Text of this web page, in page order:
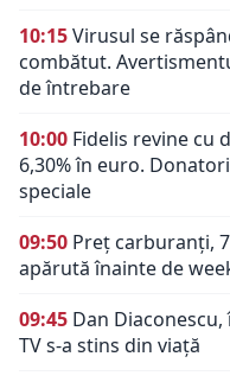
10:15Virusul se
combătut.
de întrebare
10:00 Fidelis revine cu
6,30% în euro.
speciale
09:50 Preț carburanți,
apărută înainte de
09:45 Dan
TV s-a stins din viață